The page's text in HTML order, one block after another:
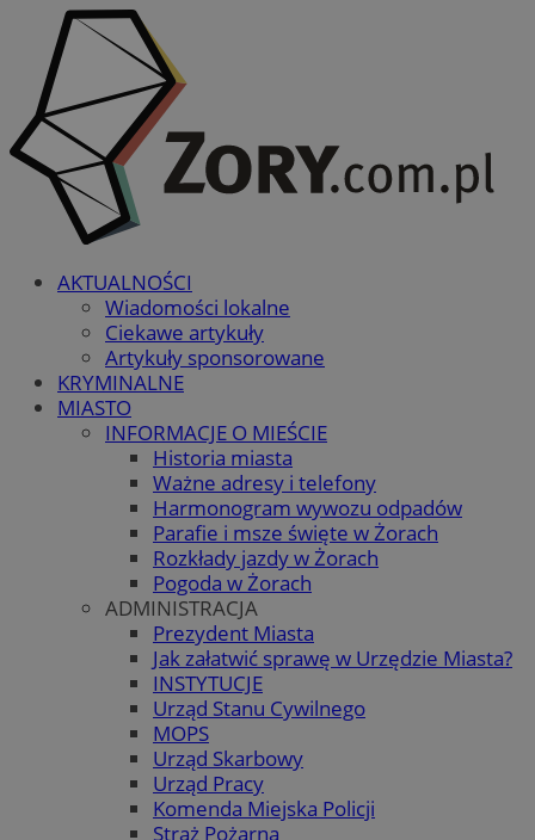
AKTUALNOŚCI
Wiadomości lokalne
Ciekawe artykuły
Artykuły sponsorowane
KRYMINALNE
MIASTO
INFORMACJE O MIEŚCIE
Historia miasta
Ważne adresy i telefony
Harmonogram wywozu odpadów
Parafie i msze święte w Żorach
Rozkłady jazdy w Żorach
Pogoda w Żorach
ADMINISTRACJA
Prezydent Miasta
Jak załatwić sprawę w Urzędzie Miasta?
INSTYTUCJE
Urząd Stanu Cywilnego
MOPS
Urząd Skarbowy
Urząd Pracy
Komenda Miejska Policji
Straż Pożarna